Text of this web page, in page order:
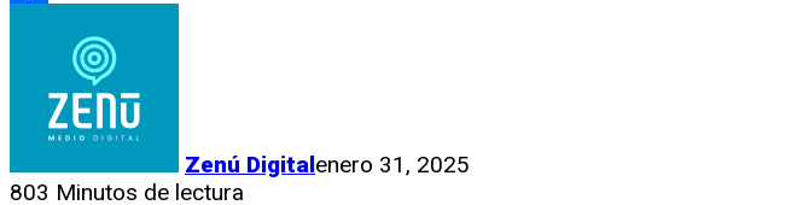
Zenú Digitalenero 31, 2025
803 Minutos de lectura